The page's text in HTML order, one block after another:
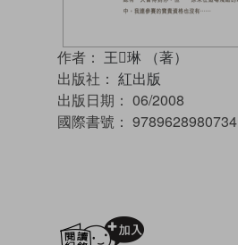
作者： 王琳 （著）
出版社： 紅出版
出版日期： 06/2008
國際書號： 9789628980734